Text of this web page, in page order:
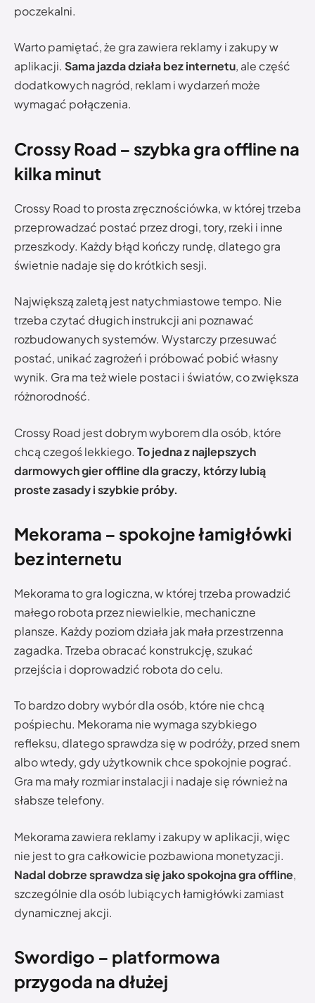
poczekalni.
Warto pamiętać, że gra zawiera reklamy i zakupy w
aplikacji. Sama jazda działa bez internetu, ale część
dodatkowych nagród, reklam i wydarzeń może
wymagać połączenia.
Crossy Road – szybka gra offline na
kilka minut
Crossy Road to prosta zręcznościówka, w której trzeba
przeprowadzać postać przez drogi, tory, rzeki i inne
przeszkody. Każdy błąd kończy rundę, dlatego gra
świetnie nadaje się do krótkich sesji.
Największą zaletą jest natychmiastowe tempo. Nie
trzeba czytać długich instrukcji ani poznawać
rozbudowanych systemów. Wystarczy przesuwać
postać, unikać zagrożeń i próbować pobić własny
wynik. Gra ma też wiele postaci i światów, co zwiększa
różnorodność.
Crossy Road jest dobrym wyborem dla osób, które
chcą czegoś lekkiego. To jedna z najlepszych
darmowych gier offline dla graczy, którzy lubią
proste zasady i szybkie próby.
Mekorama – spokojne łamigłówki
bez internetu
Mekorama to gra logiczna, w której trzeba prowadzić
małego robota przez niewielkie, mechaniczne
plansze. Każdy poziom działa jak mała przestrzenna
zagadka. Trzeba obracać konstrukcję, szukać
przejścia i doprowadzić robota do celu.
To bardzo dobry wybór dla osób, które nie chcą
pośpiechu. Mekorama nie wymaga szybkiego
refleksu, dlatego sprawdza się w podróży, przed snem
albo wtedy, gdy użytkownik chce spokojnie pograć.
Gra ma mały rozmiar instalacji i nadaje się również na
słabsze telefony.
Mekorama zawiera reklamy i zakupy w aplikacji, więc
nie jest to gra całkowicie pozbawiona monetyzacji.
Nadal dobrze sprawdza się jako spokojna gra offline,
szczególnie dla osób lubiących łamigłówki zamiast
dynamicznej akcji.
Swordigo – platformowa
przygoda na dłużej